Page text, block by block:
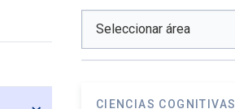
CIENCIAS COGNITIVAS